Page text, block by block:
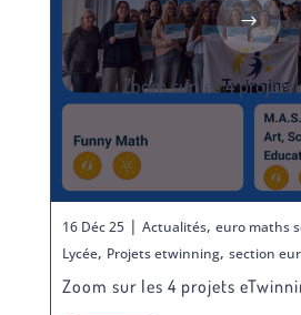
Zoom sur les 4 projets
16 Déc 25| Actualités, euro maths
Lycée, Projets etwinning, section
Zoom sur les 4 projets